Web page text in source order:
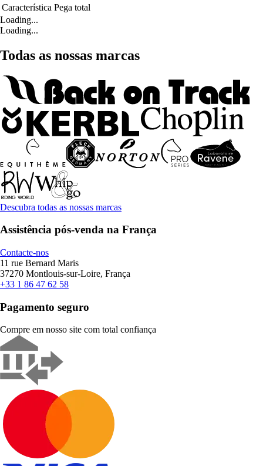
Característica Pega total
Loading...
Loading...
Todas as nossas marcas
Descubra todas as nossas marcas
Assistência pós-venda na França
Contacte-nos
11 rue Bernard Maris
37270 Montlouis-sur-Loire, França
+33 1 86 47 62 58
Pagamento seguro
Compre em nosso site com total confiança